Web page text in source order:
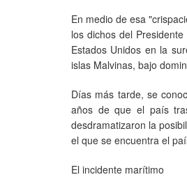
En medio de esa
los dichos del
Estados Unidos en la
islas Malvinas, bajo
Días más tarde, se
años de que el país
desdramatizaron la
el que se encuentra el
El incidente marítimo